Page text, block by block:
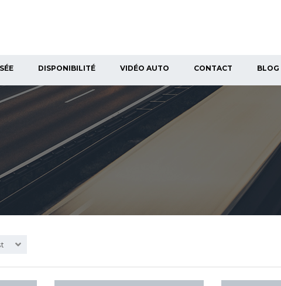
DISPONIBILITÉ VIDÉO AUTO CONTACT BLOG